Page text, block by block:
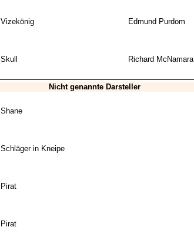
Vizekönig Edmund Purdom
Skull Richard McNamara
Nicht genannte Darsteller
Shane
Schläger in Kneipe
Pirat
Pirat